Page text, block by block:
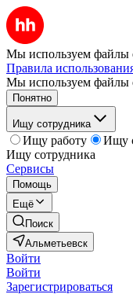
Мы используем файлы
Правила
Мы используем файлы
Понятно
Ищу сотрудника
Ищу работу
Ищу
Ищу сотрудника
Сервисы
Помощь
Ещё
Поиск
Альметьевск
Войти
Войти
Зарегистрироваться